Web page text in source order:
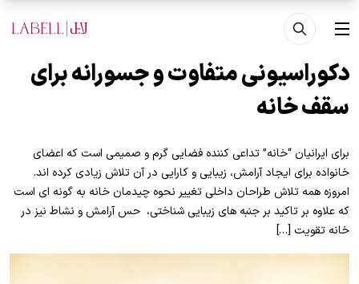
رفتن به محتوای اصلی
منو
دکوراسیونی متفاوت و جسورانه برای
سقف خانه
برای ایرانیان “خانه” تداعی کننده فضایی گرم و صمیمی است که اعضای
خانواده برای ایجاد آرامش، زیبایی و کارایی در آن تلاش زیادی کرده اند.
امروزه همه تلاش طراحان داخلی تغییر نحوه چیدمان خانه به گونه ای است
که علاوه بر تاکید بر جنبه های زیبایی شناختی، حس آرامش و نشاط نیز در
خانه تقویت […]